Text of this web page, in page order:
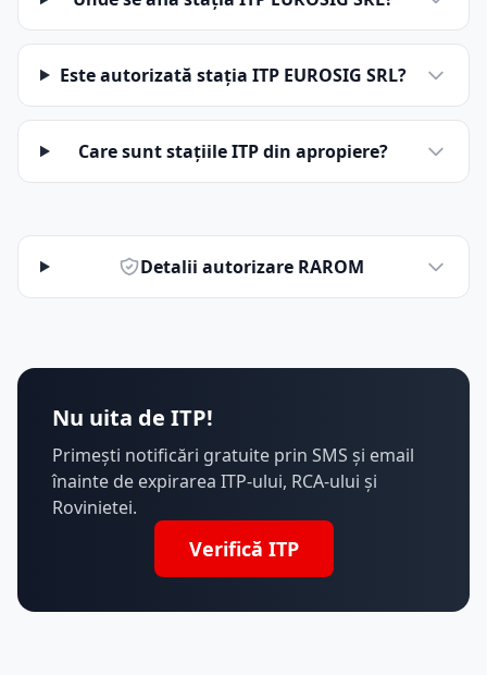
Este autorizată stația ITP EUROSIG SRL?
Care sunt stațiile ITP din apropiere?
Detalii autorizare RAROM
Nu uita de ITP!
Primești notificări gratuite prin SMS și email
înainte de expirarea ITP-ului, RCA-ului și
Rovinietei.
Verifică ITP